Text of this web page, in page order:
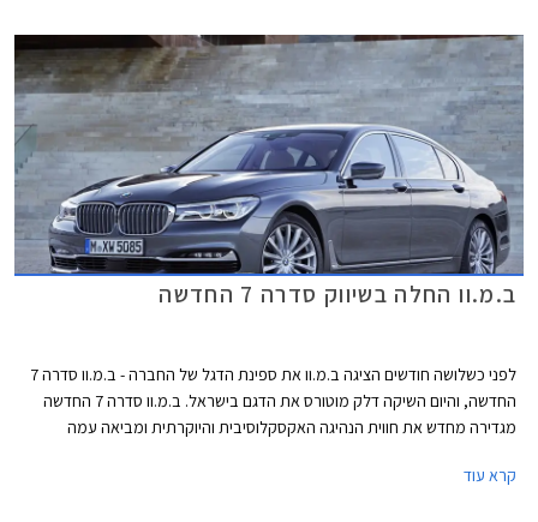
ב.מ.וו להפחתת מקדם הגרר בעזרת זרימת אוויר חלקה יותר סביב המרכב.
ב.מ.וו החלה בשיווק סדרה 7 החדשה
לפני כשלושה חודשים הציגה ב.מ.וו את ספינת הדגל של החברה - ב.מ.וו סדרה 7
החדשה, והיום השיקה דלק מוטורס את הדגם בישראל. ב.מ.וו סדרה 7 החדשה
מגדירה מחדש את חווית הנהיגה האקסקלוסיבית והיוקרתית ומביאה עמה
ואיכות תא הנוסעים.
קרא עוד